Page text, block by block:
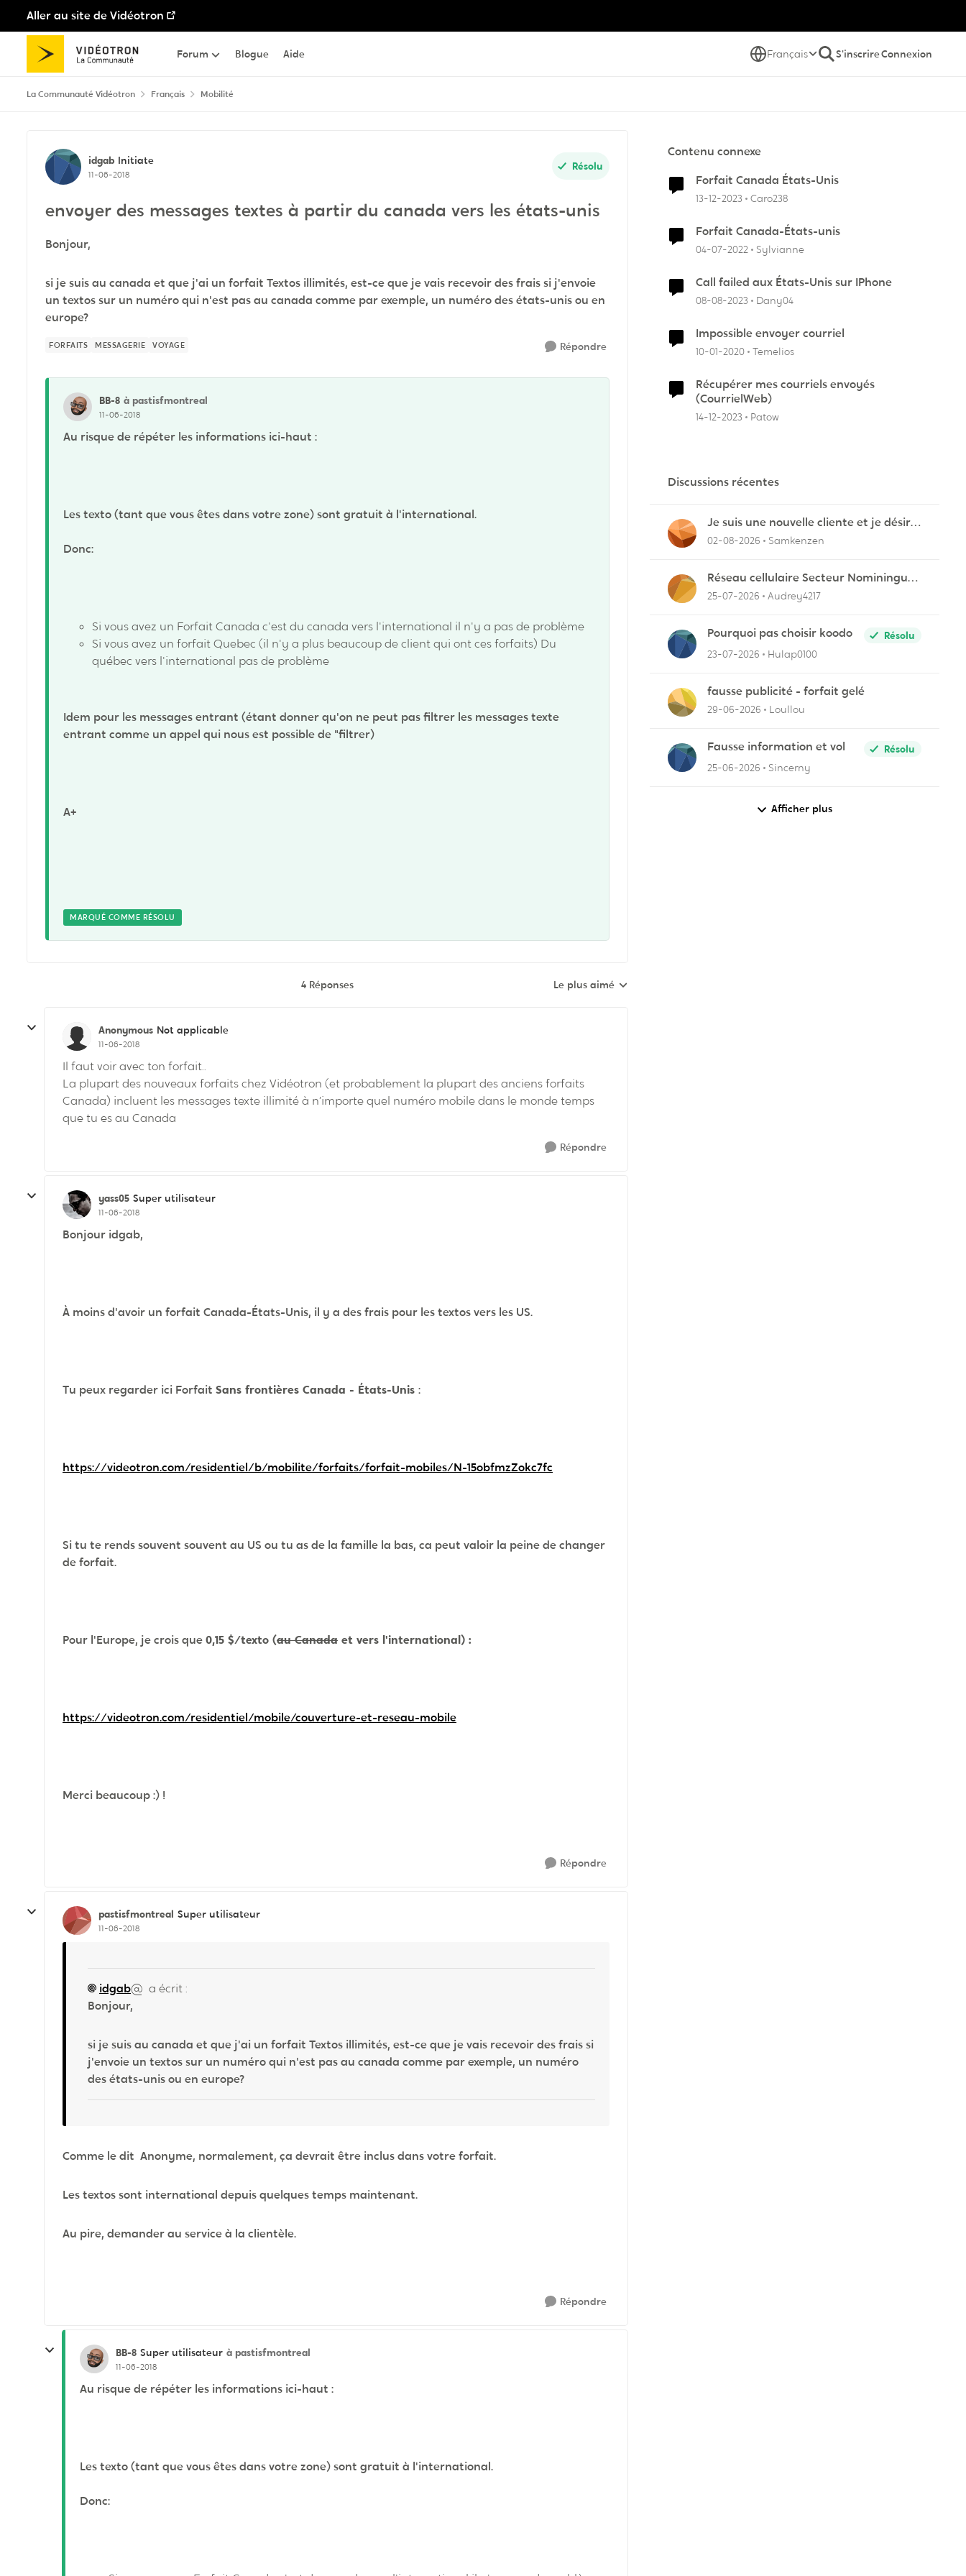
Aller au site de Vidéotron
Passer au contenu
Forum Blogue Aide Français S'inscrireConnexion
La Communauté Vidéotron Français Mobilité
Discussion de forum
idgab Initiate
11-06-2018
Résolu
envoyer des messages textes à partir du canada vers les états-unis
Bonjour,
si je suis au canada et que j'ai un forfait Textos illimités, est-ce que je vais recevoir des frais si j'envoie
un textos sur un numéro qui n'est pas au canada comme par exemple, un numéro des états-unis ou en
europe?
FORFAITS MESSAGERIE VOYAGE Répondre
BB-8 à pastisfmontreal
11-06-2018
Au risque de répéter les informations ici-haut :
Les texto (tant que vous êtes dans votre zone) sont gratuit à l'international.
Donc:
Si vous avez un Forfait Canada c'est du canada vers l'international il n'y a pas de problème
Si vous avez un forfait Quebec (il n'y a plus beaucoup de client qui ont ces forfaits) Du
québec vers l'international pas de problème
Idem pour les messages entrant (étant donner qu'on ne peut pas filtrer les messages texte
entrant comme un appel qui nous est possible de "filtrer)
A+
MARQUÉ COMME RÉSOLU
4 Réponses Réponses triées par
Le plus aimé
Anonymous Not applicable
11-06-2018
Il faut voir avec ton forfait..
La plupart des nouveaux forfaits chez Vidéotron (et probablement la plupart des anciens forfaits
Canada) incluent les messages texte illimité à n’importe quel numéro mobile dans le monde temps
que tu es au Canada
Répondre
yass05 Super utilisateur
11-06-2018
Bonjour idgab,
À moins d'avoir un forfait Canada-États-Unis, il y a des frais pour les textos vers les US.
Tu peux regarder ici Forfait Sans frontières Canada - États-Unis :
https://videotron.com/residentiel/b/mobilite/forfaits/forfait-mobiles/N-15obfmzZokc7fc
Si tu te rends souvent souvent au US ou tu as de la famille la bas, ca peut valoir la peine de changer
de forfait.
Pour l'Europe, je crois que0,15 $/texto (au Canada et vers l'international) :
https://videotron.com/residentiel/mobile/couverture-et-reseau-mobile
Merci beaucoup :) !
Répondre
pastisfmontreal Super utilisateur
11-06-2018
idgab@ a écrit :
Bonjour,
si je suis au canada et que j'ai un forfait Textos illimités, est-ce que je vais recevoir des frais si
j'envoie un textos sur un numéro qui n'est pas au canada comme par exemple, un numéro
des états-unis ou en europe?
Comme le dit Anonyme, normalement, ça devrait être inclus dans votre forfait.
Les textos sont international depuis quelques temps maintenant.
Au pire, demander au service à la clientèle.
Répondre
BB-8 Super utilisateur à pastisfmontreal
11-06-2018
Au risque de répéter les informations ici-haut :
Les texto (tant que vous êtes dans votre zone) sont gratuit à l'international.
Donc:
Contenu connexe
Forfait Canada États-Unis
13-12-2023 Caro238
Forfait Canada-États-unis
04-07-2022 Sylvianne
Call failed aux États-Unis sur IPhone
08-08-2023 Dany04
Impossible envoyer courriel
10-01-2020 Temelios
Récupérer mes courriels envoyés
(CourrielWeb)
14-12-2023 Patow
Discussions récentes
Je suis une nouvelle cliente et je désire
connecter mon appareil sur videotron
02-08-2026 Samkenzen
Réseau cellulaire Secteur Nominingue
dans les Hautes-Laurentides instable
25-07-2026 Audrey4217
Pourquoi pas choisir koodo
Résolu
23-07-2026
Hulap0100
fausse publicité - forfait gelé
29-06-2026 Loullou
Fausse information et vol
Résolu
25-06-2026
Sincerny
Afficher plus